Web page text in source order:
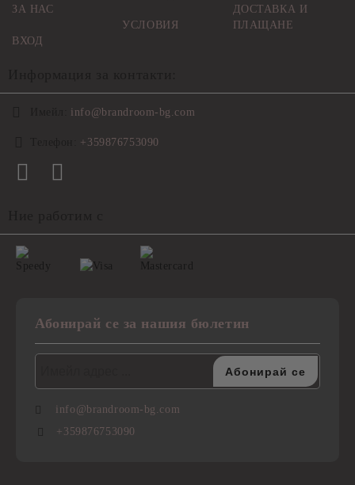
ЗА НАС
ВХОД
УСЛОВИЯ
ДОСТАВКА И
ПЛАЩАНЕ
info@brandroom-bg.com
+359876753090
Абонирай се за нашия бюлетин
info@brandroom-bg.com
+359876753090